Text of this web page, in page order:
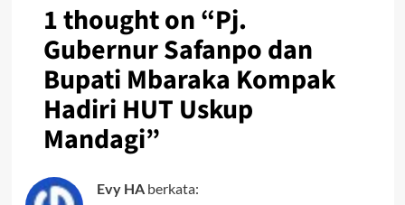
1 thought on “Pj.
Gubernur Safanpo dan
Bupati Mbaraka Kompak
Hadiri HUT Uskup
Mandagi”
Evy HA berkata: